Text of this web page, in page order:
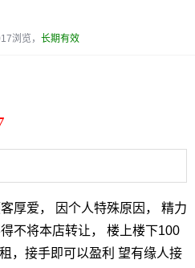
浏览， 长期有效
厚爱， 因个人特殊原因， 精力
不将本店转让， 楼上楼下100
，接手即可以盈利 望有缘人接